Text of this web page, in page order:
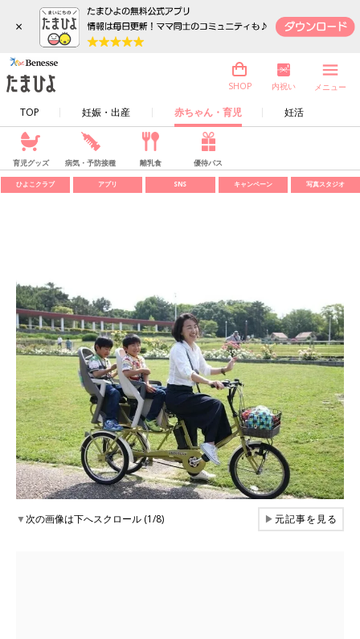
×
TOP 妊娠・出産 赤ちゃん・育児 妊活
SHOP 内祝い メニュー
育児グッズ 病気・予防接種 離乳食 優待パス
ひよこクラブ アプリ SNS キャンペーン 写真スタジオ
▼次の画像は下へスクロール (1/8) ▶元記事を見る